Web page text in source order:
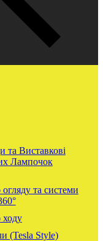
та Виставкові
Лампочок
та системи
ходу
(Tesla Style)